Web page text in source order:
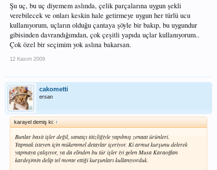
Şu uç, bu uç diyemem aslında, çelik parçalarına uygun şekli
verebilecek ve onları keskin hale getirmeye uygun her türlü ucu
kullanıyorum, uçların olduğu çantaya şöyle bir bakıp, bu uygundur
gibisinden davrandığımdan, çok çeşitli yapıda uçlar kullanıyorum..
Çok özel bir seçimim yok aslına bakarsan.
12 Kasım 2009
cakometti
ersan
karayel demiş ki: ↑
Bunlar basit işler değil, sanatçı titizliğiyle yapılmış zenaat ürünleri.
Yapmak isteyen için mükemmel detaylar içeriyor. Ki armut kurşunu delerek
yapmaya çalışıyor, ya da elinden bu tür işler iyi gelen Musa Karaoğlan
kardeşimin delip tel monte ettiği kurşunları kullanıyorduk.